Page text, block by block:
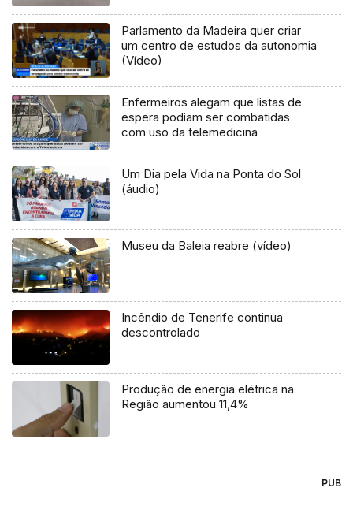
Parlamento da Madeira quer criar
um centro de estudos da autonomia
(Vídeo)
Enfermeiros alegam que listas de
espera podiam ser combatidas
com uso da telemedicina
Um Dia pela Vida na Ponta do Sol
(áudio)
Museu da Baleia reabre (vídeo)
Incêndio de Tenerife continua
descontrolado
Produção de energia elétrica na
Região aumentou 11,4%
PUB